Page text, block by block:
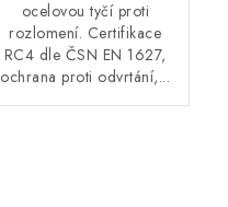
ocelovou tyčí proti
rozlomení. Certifikace
RC4 dle ČSN EN 1627,
ochrana proti odvrtání,...